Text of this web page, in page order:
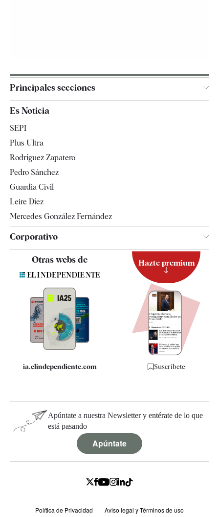
Principales secciones
España
Televisión
Es Noticia
SEPI
Plus Ultra
Rodríguez Zapatero
Pedro Sánchez
Guardia Civil
Leire Díez
Mercedes González Fernández
Corporativo
Contacto
Quiénes somos
Especificaciones
Otras webs de
ia.elindependiente.com
Hazte premium
Suscríbete
Apúntate a nuestra Newsletter y entérate de lo que
está pasando
Apúntate
Política de Privacidad Aviso legal y Términos de uso